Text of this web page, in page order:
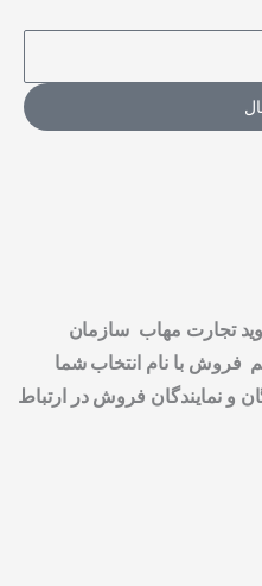
تجارت مهاب سازمان
با نام انتخاب شما
و نمایندگان فروش در ارتباط